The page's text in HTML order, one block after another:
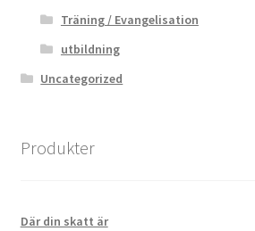
Träning / Evangelisation
utbildning
Uncategorized
Produkter
Där din skatt är